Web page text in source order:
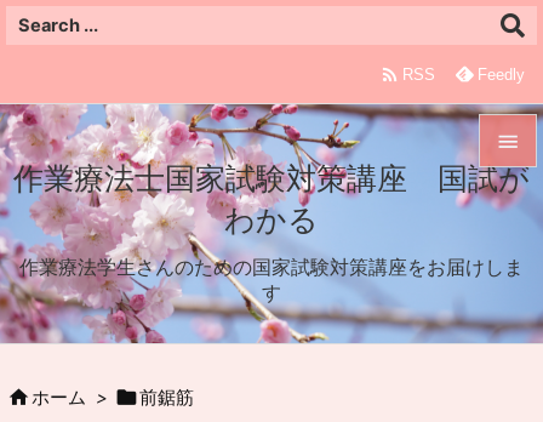
作業療法士国家試験対策講座 国試が
わかる
作業療法学生さんのための国家試験対策講座をお届けしま
す




 RSS Feedly
ホーム > 前鋸筋